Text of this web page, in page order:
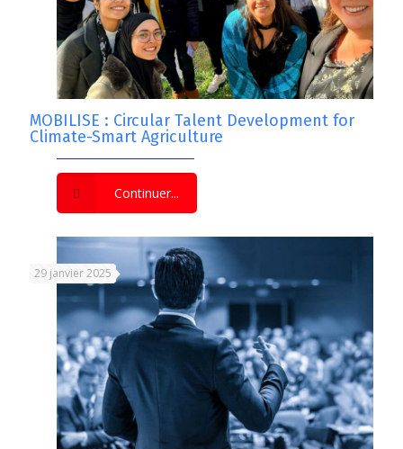
MOBILISE : Circular Talent Development for
Climate-Smart Agriculture
Continuer...
29 janvier 2025